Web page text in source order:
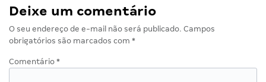
Deixe um comentário
O seu endereço de e-mail não será publicado. Campos
obrigatórios são marcados com *
Comentário *